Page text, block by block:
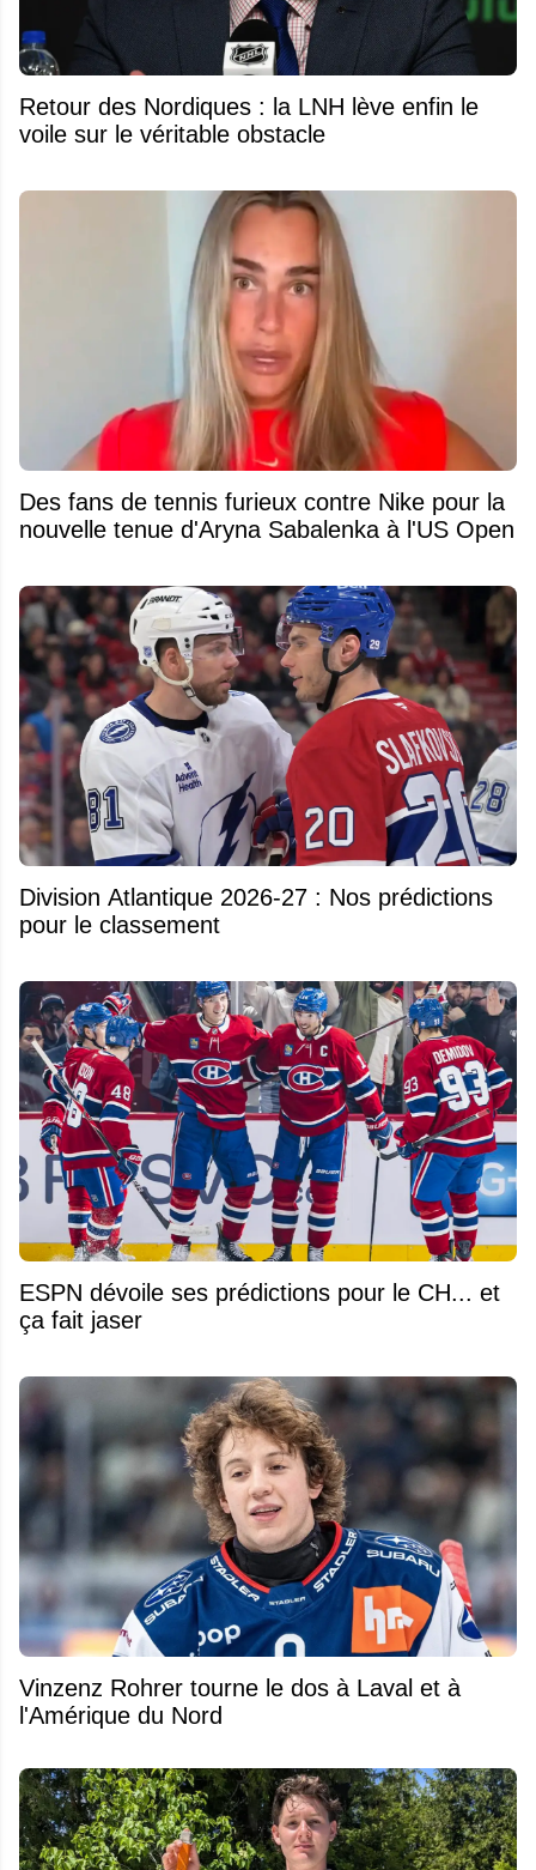
Retour des Nordiques : la LNH lève enfin le
voile sur le véritable obstacle
Des fans de tennis furieux contre Nike pour la
nouvelle tenue d'Aryna Sabalenka à l'US Open
Division Atlantique 2026-27 : Nos prédictions
pour le classement
ESPN dévoile ses prédictions pour le CH... et
ça fait jaser
Vinzenz Rohrer tourne le dos à Laval et à
l'Amérique du Nord